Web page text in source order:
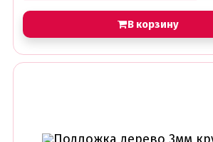
В корзину